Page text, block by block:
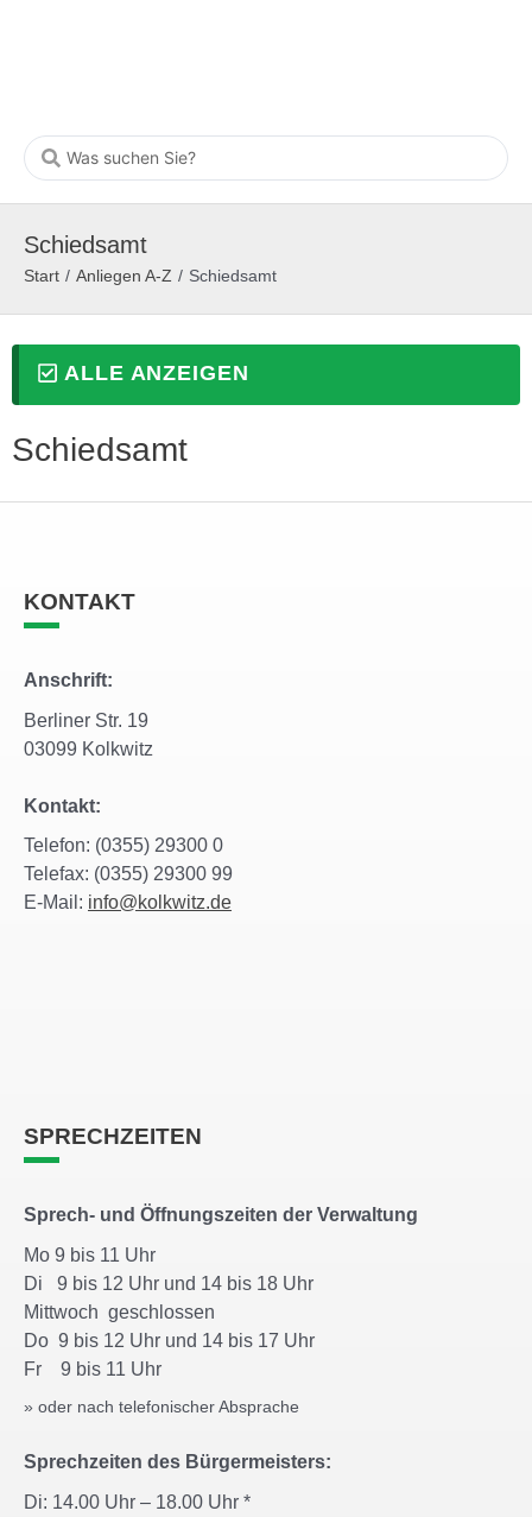
Schiedsamt
Start / Anliegen A-Z / Schiedsamt
ALLE ANZEIGEN
Schiedsamt
KONTAKT
Anschrift:
Berliner Str. 19
03099 Kolkwitz
Kontakt:
Telefon: (0355) 29300 0
Telefax: (0355) 29300 99
E-Mail: info@kolkwitz.de
SPRECHZEITEN
Sprech- und Öffnungszeiten der Verwaltung
Mo 9 bis 11 Uhr
Di 9 bis 12 Uhr und 14 bis 18 Uhr
Mittwoch geschlossen
Do 9 bis 12 Uhr und 14 bis 17 Uhr
Fr 9 bis 11 Uhr
» oder nach telefonischer Absprache
Sprechzeiten des Bürgermeisters:
Di: 14.00 Uhr – 18.00 Uhr *